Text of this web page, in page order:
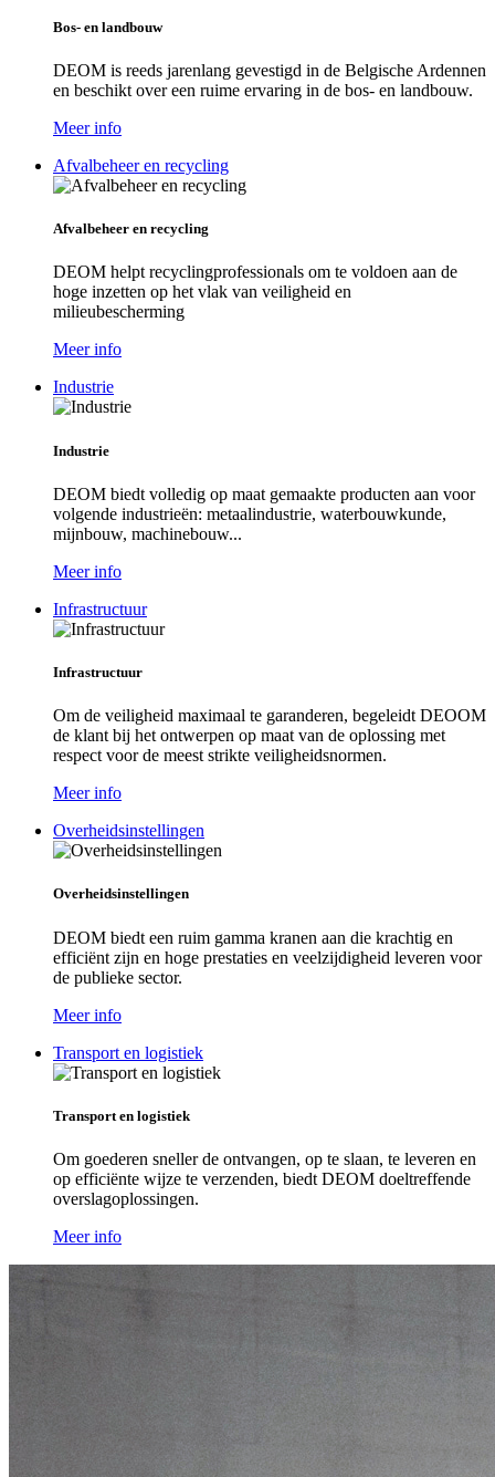
Bos- en landbouw
DEOM is reeds jarenlang gevestigd in de Belgische Ardennen
en beschikt over een ruime ervaring in de bos- en landbouw.
Meer info
Afvalbeheer en recycling
Afvalbeheer en recycling
DEOM helpt recyclingprofessionals om te voldoen aan de
hoge inzetten op het vlak van veiligheid en
milieubescherming
Meer info
Industrie
Industrie
DEOM biedt volledig op maat gemaakte producten aan voor
volgende industrieën: metaalindustrie, waterbouwkunde,
mijnbouw, machinebouw...
Meer info
Infrastructuur
Infrastructuur
Om de veiligheid maximaal te garanderen, begeleidt DEOOM
de klant bij het ontwerpen op maat van de oplossing met
respect voor de meest strikte veiligheidsnormen.
Meer info
Overheidsinstellingen
Overheidsinstellingen
DEOM biedt een ruim gamma kranen aan die krachtig en
efficiënt zijn en hoge prestaties en veelzijdigheid leveren voor
de publieke sector.
Meer info
Transport en logistiek
Transport en logistiek
Om goederen sneller de ontvangen, op te slaan, te leveren en
op efficiënte wijze te verzenden, biedt DEOM doeltreffende
overslagoplossingen.
Meer info